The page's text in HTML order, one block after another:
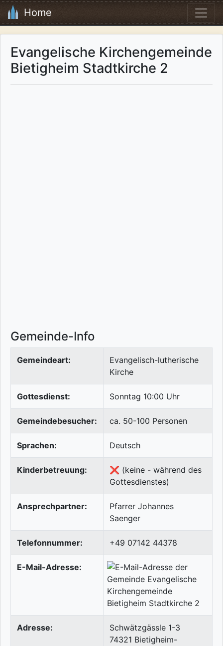
Home
Evangelische Kirchengemeinde
Bietigheim Stadtkirche 2
Gemeinde-Info
Gemeindeart:
Evangelisch-lutherische
Kirche
Gottesdienst: Sonntag 10:00 Uhr
Gemeindebesucher: ca. 50-100 Personen
Sprachen: Deutsch
Kinderbetreuung:
❌ (keine - während des
Gottesdienstes)
Ansprechpartner:
Pfarrer Johannes
Saenger
Telefonnummer: +49 07142 44378
E-Mail-Adresse:
Adresse:
Schwätzgässle 1-3
74321 Bietigheim-